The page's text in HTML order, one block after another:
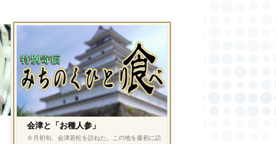
会津と「お種人参」
６月初旬、会津若松を訪ねた。この地を最初に訪